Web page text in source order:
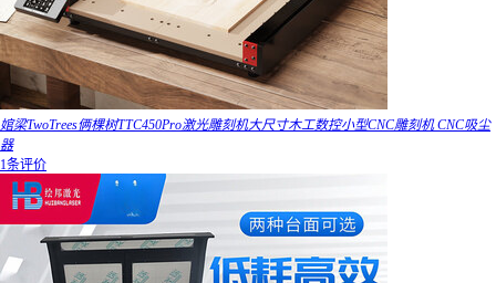
婠梁TwoTrees俩棵树TTC450Pro激光雕刻机大尺寸木工数控小型CNC雕刻机 CNC吸尘
器
1条评价